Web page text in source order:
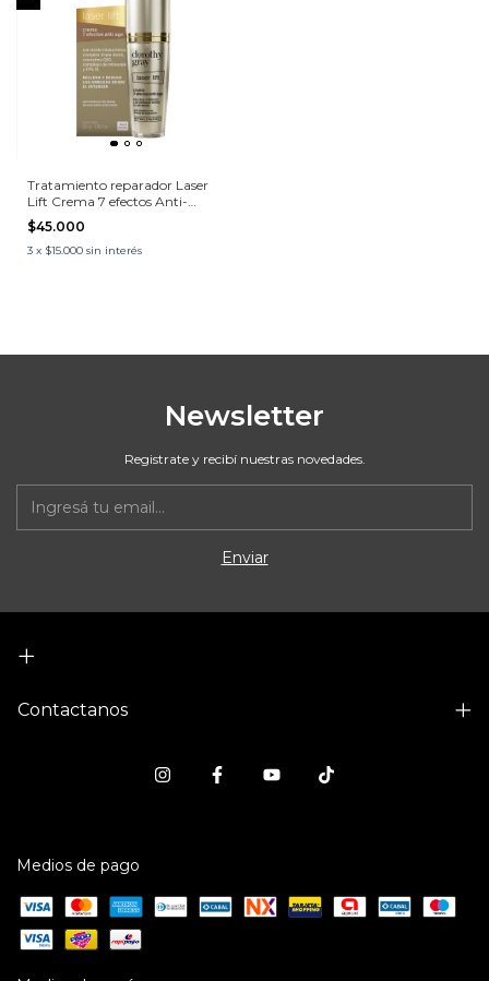
Tratamiento reparador Laser
Lift Crema 7 efectos Anti-
Arrugas
$45.000
3 x $15.000 sin interés
Newsletter
Registrate y recibí nuestras novedades.
Contactanos
Medios de pago